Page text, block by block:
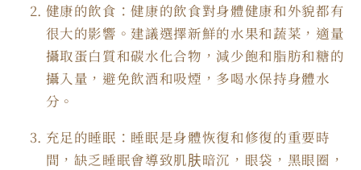
健康的飲食：健康的飲食對身體健康和外貌都有
很大的影響。建議選擇新鮮的水果和蔬菜，適量
攝取蛋白質和碳水化合物，減少飽和脂肪和糖的
攝入量，避免飲酒和吸煙，多喝水保持身體水
分。
充足的睡眠：睡眠是身體恢復和修復的重要時
間，缺乏睡眠會導致肌肤暗沉，眼袋，黑眼圈，